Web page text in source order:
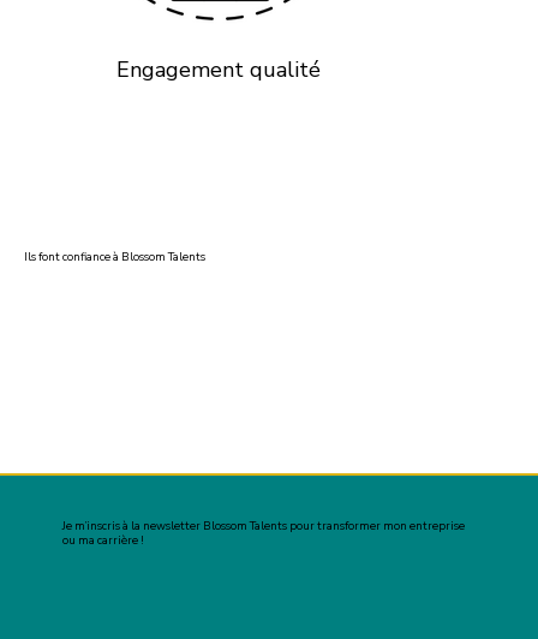
Engagement qualité
Ils font confiance à Blossom Talents
Je m’inscris à la newsletter Blossom Talents pour transformer mon entreprise
ou ma carrière !